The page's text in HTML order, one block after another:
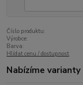
Číslo produktu:
Výrobce:
Barva:
Hlídat cenu / dostupnost
Nabízíme varianty